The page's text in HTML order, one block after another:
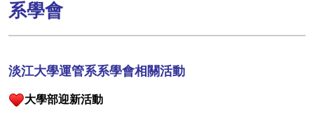
系學會
淡江大學運管系系學會相關活動
大學部迎新活動